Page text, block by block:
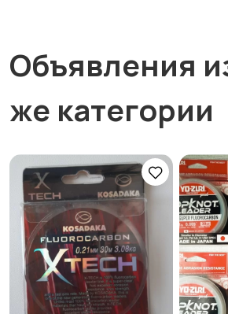
Объявления
же категории